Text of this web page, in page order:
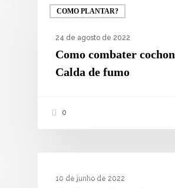
COMO PLANTAR?
24 de agosto de 2022
Como combater
Calda de fumo
0
10 de junho de 2022